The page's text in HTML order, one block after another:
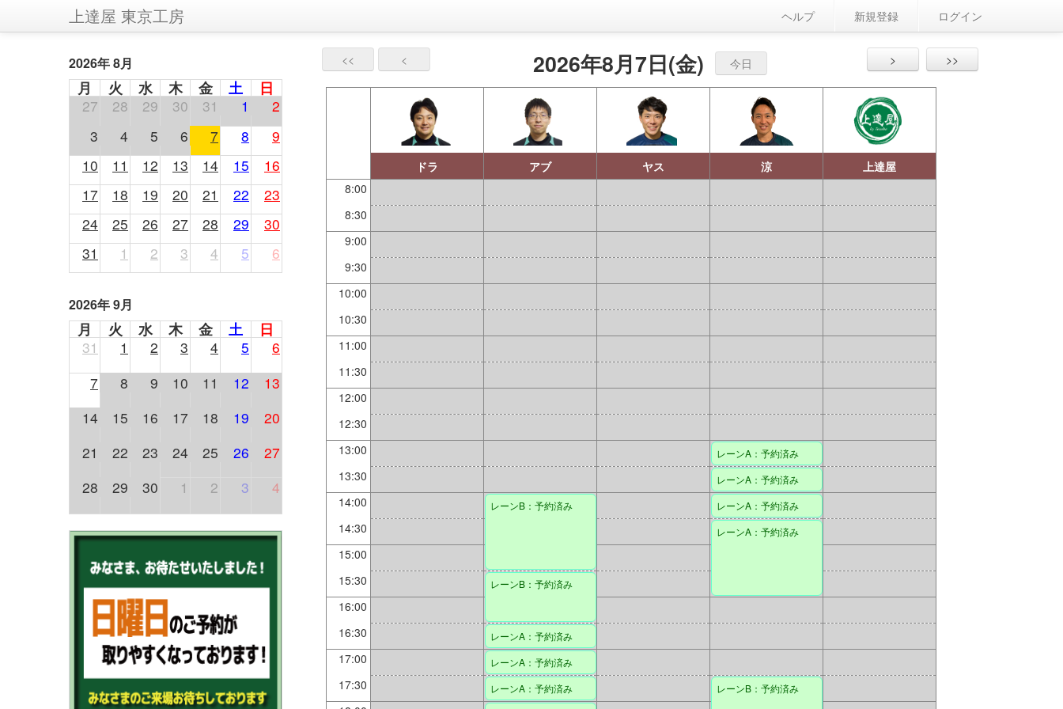
上達屋 東京工房 ヘルプ 新規登録 ログイン
2026年 8月
月 火 水 木 金 土
日
27
28 29 30 31 1
2
3
4 5 6 7 8
9
10
11 12 13 14 15
16
17
18 19 20 21 22
23
24
25 26 27 28 29
30
31
1 2 3 4 5 6
2026年 9月
月 火 水 木 金 土
日
31
1 2 3 4 5
6
7
8 9 10 11 12
13
14
15 16 17 18 19
20
21
22 23 24 25 26
27
28
29 30 1 2 3 4
<< < 2026年8月7日(金) 今日 > >>
8:00
8:30
9:00
9:30
10:00
10:30
11:00
11:30
12:00
12:30
13:00
13:30
14:00
14:30
15:00
15:30
16:00
16:30
17:00
17:30
ドラ アブ ヤス 涼 上達屋
レーンA：予約済み
レーンA：予約済み
レーンB：予約済み
レーンA：予約済み
レーンA：予約済み
レーンB：予約済み
レーンA：予約済み
レーンA：予約済み
レーンA：予約済み
レーンB：予約済み